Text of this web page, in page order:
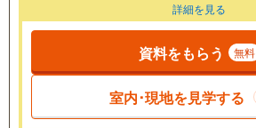
詳細を見る
資料をもらう 無料
室内･現地を見学する